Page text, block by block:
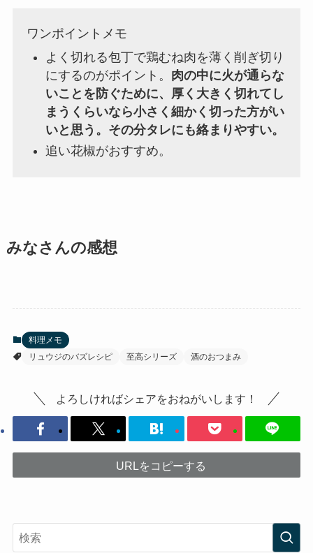
ワンポイントメモ
よく切れる包丁で鶏むね肉を薄く削ぎ切り
にするのがポイント。 肉の中に火が通らな
いことを防ぐために、厚く大きく切れてし
まうくらいなら小さく細かく切った方がい
いと思う。その分タレにも絡まりやすい。
追い花椒がおすすめ。
みなさんの感想
料理メモ
リュウジのバズレシピ
至高シリーズ 酒のおつまみ
よろしければシェアをおねがいします！
URLをコピーする